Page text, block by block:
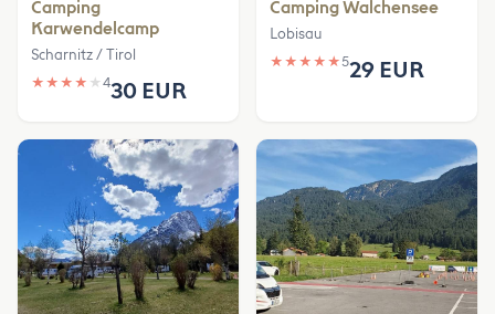
Camping
Karwendelcamp
Scharnitz / Tirol
★ ★ ★ ★ ★ 430 EUR
Camping Walchensee
Lobisau
★ ★ ★ ★ ★529 EUR